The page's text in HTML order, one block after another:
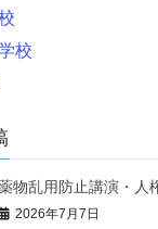
校
物乱用防止講演・人
2026年7月7日